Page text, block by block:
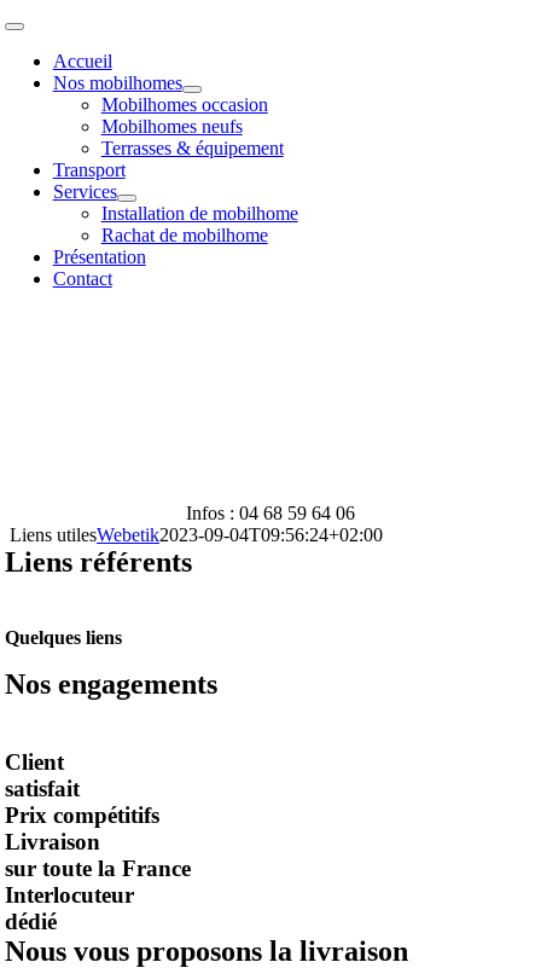
Passer
contenu
Toggle
NavigationAccueil
Nos mobilhomes
Mobilhomes occasion
Mobilhomes neufs
Terrasses & équipement
Transport
Services
Installation de mobilhome
Rachat de mobilhome
Présentation
Contact
Infos : 04 68 59 64 06
Liens utilesWebetik2023-09-04T09:56:24+02:00
Liens référents
Quelques liens
Nos engagements
Client
satisfait
Prix compétitifs
Livraison
sur toute la France
Interlocuteur
dédié
Nous vous proposons la livraison